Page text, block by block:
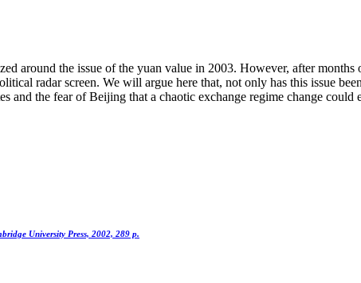
around the issue of the yuan value in 2003. However, after
radar screen. We will argue here that, not only has this issue
and the fear of Beijing that a chaotic exchange regime change
University Press, 2002, 289 p.